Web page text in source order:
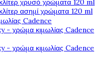
χρυσό χρώματα 120 ml
ασημί χρώματα 120 ml
Cadence
- χρώμα κιμωλίας Cadence
- χρώμα κιμωλίας Cadence